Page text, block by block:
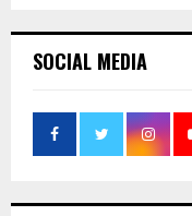
SOCIAL MEDIA